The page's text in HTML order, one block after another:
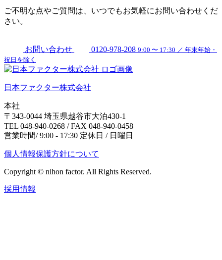
ご不明な点やご質問は、いつでもお気軽にお問い合わせくだ
さい。
お問い合わせ 0120-978-208 9:00 〜 17:30 ／ 年末年始・
祝日を除く
日本ファクター株式会社
本社
〒343-0044 埼玉県越谷市大泊430-1
TEL 048-940-0268 / FAX 048-940-0458
営業時間/ 9:00 - 17:30 定休日 / 日曜日
個人情報保護方針について
Copyright © nihon factor. All Rights Reserved.
採用情報